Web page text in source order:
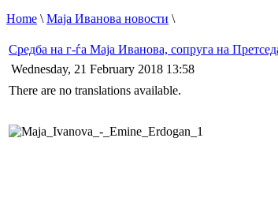
Home \Маја Иванова новости \
Средба на г-ѓа Маја Иванова, сопруга на
Wednesday, 21 February 2018 13:58
There are no translations available.